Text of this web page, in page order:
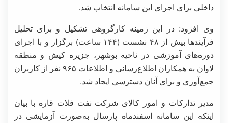
داخلی برای اجرای این سامانه انتخاب شد.
وی افزود: در این زمینه کارگروهی تشکیل و برای تحلیل
فرآیندها بیش از ۴۸ نشست (۱۴۴ ساعت) برگزار و با اجرای
دوره‌های آموزشی در ناحیه بوشهر، جزیره کیش و منطقه
لاوان به همکاران اطلاع‌رسانی و اطلاعات ۹۶۵ نفر از کاربران
جمع‌آوری و برای آنان دسترسی ایجاد شد.
مدیر تدارکات و امور کالای شرکت نفت فلات قاره با بیان
اینکه این سامانه اسفندماه پارسال به‌صورت آزمایشی در